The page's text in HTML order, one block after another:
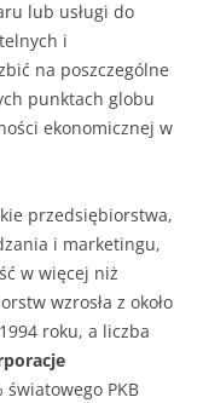
lub usługi do
i
na poszczególne
punktach globu
ekonomicznej w
przedsiębiorstwa,
i marketingu,
w więcej niż
wzrosła z około
roku, a liczba
PKB